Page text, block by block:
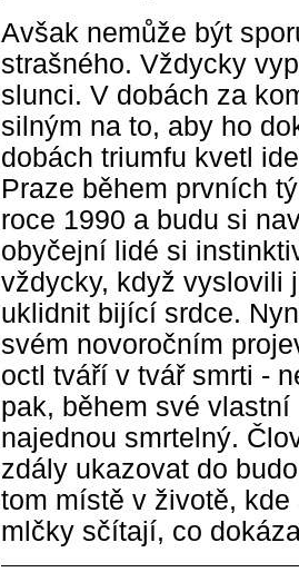
Avšak nemůže být
strašného. Vždycky
slunci. V dobách za
silným na to, aby ho
dobách triumfu kvetl
Praze během prvních
roce 1990 a budu si
obyčejní lidé si
vždycky, když vyslovili
uklidnit bijící srdce.
svém novoročním
octl tváří v tvář smrti -
pak, během své
najednou smrtelný.
zdály ukazovat do
tom místě v životě,
mlčky sčítají, co